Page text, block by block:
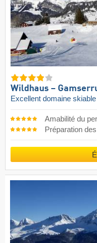
Wildhaus –
Excellent domaine skiable
Amabilité du
Préparation